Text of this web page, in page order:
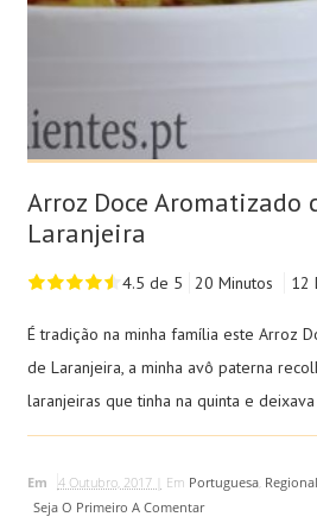
Arroz Doce Aromatizado
Laranjeira
4.5 de 5 20 Minutos 12
É tradição na minha família este Arroz
de Laranjeira, a minha avô paterna
laranjeiras que tinha na quinta e deixava
Em 4 Outubro, 2017 | Em Portuguesa, Regional
Seja O Primeiro A Comentar